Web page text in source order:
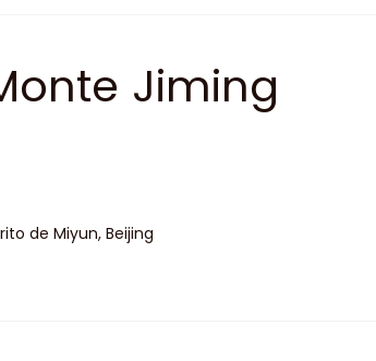
Jiming
de Miyun, Beijing